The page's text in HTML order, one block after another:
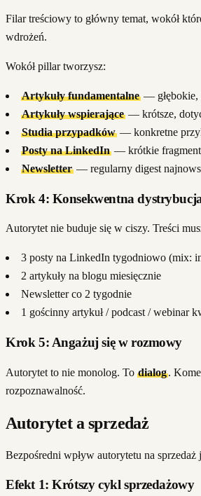
Filar treściowy to główny temat, wokół
wdrożeń.
Wokół pillar tworzysz:
Artykuły fundamentalne— głębokie,
Artykuły wspierające— krótsze,
Studia przypadków— konkretne
Posty na LinkedIn— krótkie
Newsletter— regularny digest
Krok 4: Konsekwentna
Autorytet nie buduje się w ciszy. Treści
3 posty na LinkedIn tygodniowo (mix:
2 artykuły na blogu miesięcznie
Newsletter co 2 tygodnie
1 gościnny artykuł / podcast / webinar
Krok 5: Angażuj się w rozmowy
Autorytet to nie monolog. To dialog.
rozpoznawalność.
Autorytet a sprzedaż
Bezpośredni wpływ autorytetu na
Efekt 1: Krótszy cykl sprzedażowy